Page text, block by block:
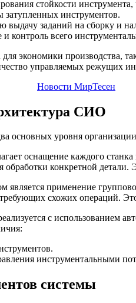
стойкости
инструментов.
выдачу заданий на сборку и
контроль всего
экономики производства,
управляемых режущих
Новости МирТесен
СИО
основных уровня
оснащение каждого
обработки конкретной
является применение
схожих операций.
с использованием
инструментальными
системы